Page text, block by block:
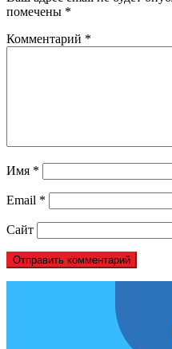
помечены *
Комментарий *
Имя *
Email *
Сайт